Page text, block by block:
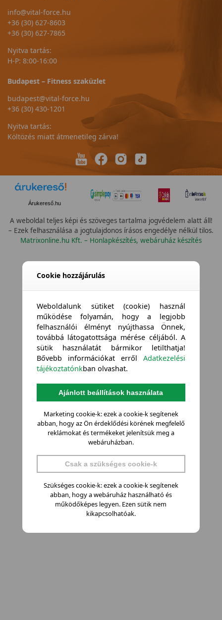
info@vital-force.hu
+36 (30) 627-8603
+36 (30) 627-7865
Nyitva tartás:
H-P: 8:00-16:00
Budapest – Fitness szaküzlet
budapest@vital-force.hu
+36 (30) 430-1201
Nyitva tartás:
Költözés miatt átmenetileg zárva!
Árukereső.hu
A weboldal teljes képi és szöveges tartalma jogvédelem alatt áll!
– Ezek felhasználása a jogtulajdonos írásos engedélye nélkül tilos.
Matrixonline.hu Kft. – Honlapkészítés, webáruház készítés
Cookie hozzájárulás
Weboldalunk sütiket (cookie) használ
működése folyamán, hogy a legjobb
felhasználói élményt nyújthassa Önnek,
továbbá látogatottsága mérése céljából. A
sütik használatát bármikor letilthatja!
Bővebb információkat errőlAdatkezelési
tájékoztatónkban olvashat.
Ajánlott beállítások használata
Marketing cookie-k: ezek a cookie-k segítenek
abban, hogy az Ön érdeklődési körének megfelelő
reklámokat és termékeket jelenítsük meg a
webáruházban.
Csak a szükséges cookie-k
Szükséges cookie-k: ezek a cookie-k segítenek
abban, hogy a webáruház használható és
működőképes legyen. Ezen sütik nem
kikapcsolhatóak.